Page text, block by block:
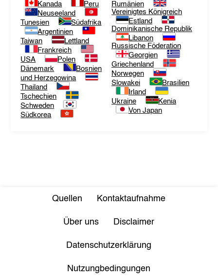
Kanada
Peru
Neuseeland
Tunesien
Südafrika
Argentinien
Taiwan
Lettland
Frankreich
USA
Polen
Dänemark
Bosnien
und Herzegowina
Thailand
Tschechien
Schweden
Südkorea
Rumänien
Vereinigtes Königreich
Estland
Dominikanische Republik
Libanon
Russische Föderation
Georgien
Griechenland
Norwegen
Slowakei
Brasilien
Irland
Ukraine
Kenia
Von Japan
Quellen Kontaktaufnahme
Über uns Disclaimer
Datenschutzerklärung
Nutzungbedingungen